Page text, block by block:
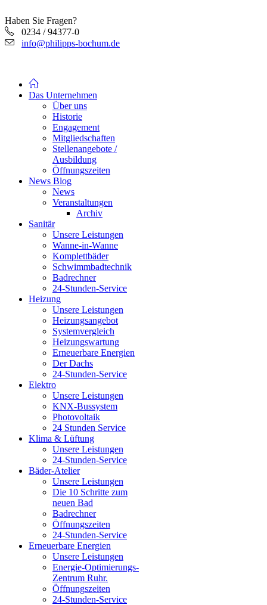
Haben Sie Fragen?
0234 / 94377-0
info@philipps-bochum.de
Das Unternehmen
Über uns
Historie
Engagement
Mitgliedschaften
Stellenangebote /
Ausbildung
Öffnungszeiten
News Blog
News
Veranstaltungen
Archiv
Sanitär
Unsere Leistungen
Wanne-in-Wanne
Komplettbäder
Schwimmbadtechnik
Badrechner
24-Stunden-Service
Heizung
Unsere Leistungen
Heizungsangebot
Systemvergleich
Heizungswartung
Erneuerbare Energien
Der Dachs
24-Stunden-Service
Elektro
Unsere Leistungen
KNX-Bussystem
Photovoltaik
24 Stunden Service
Klima & Lüftung
Unsere Leistungen
24-Stunden-Service
Bäder-Atelier
Unsere Leistungen
Die 10 Schritte zum
neuen Bad
Badrechner
Öffnungszeiten
24-Stunden-Service
Erneuerbare Energien
Unsere Leistungen
Energie-Optimierungs-
Zentrum Ruhr.
Öffnungszeiten
24-Stunden-Service